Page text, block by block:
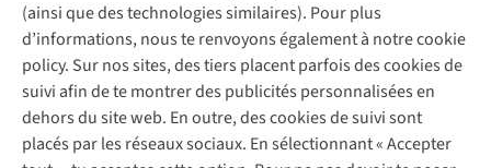
(ainsi que des technologies similaires). Pour plus
d’informations, nous te renvoyons également à notre cookie
policy. Sur nos sites, des tiers placent parfois des cookies de
suivi afin de te montrer des publicités personnalisées en
dehors du site web. En outre, des cookies de suivi sont
placés par les réseaux sociaux. En sélectionnant « Accepter
Questions fréquentes
Commander
Payer
10 % réduction étudiants
Klarna : post-paiement
Livraison
Nos services
Vintage - ReJUsed
Atelier de couture
Personal shopping
Juttu
Qui sommes-nous ?